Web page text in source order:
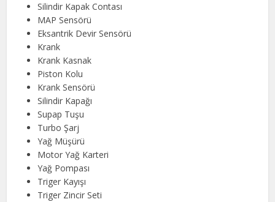
Silindir Kapak Contası
MAP Sensörü
Eksantrik Devir Sensörü
Krank
Krank Kasnak
Piston Kolu
Krank Sensörü
Silindir Kapağı
Supap Tuşu
Turbo Şarj
Yağ Müşürü
Motor Yağ Karteri
Yağ Pompası
Triger Kayışı
Triger Zincir Seti